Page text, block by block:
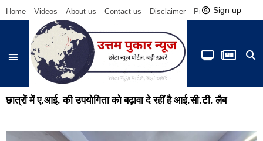
Home Videos About us Contact us Disclaimer Privacy Policy
Sign up
छात्रों में ए.आई. की उपयोगिता को बढ़ावा दे रहीं है आई.सी.टी. लैब